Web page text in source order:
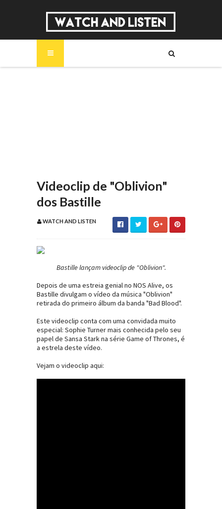
Videoclip de "Oblivion"
dos Bastille
WATCH AND LISTEN
Bastille lançam videoclip de "Oblivion".
Depois de uma estreia genial no NOS Alive, os
Bastille divulgam o vídeo da música "Oblivion"
retirada do primeiro álbum da banda "Bad Blood".
Este videoclip conta com uma convidada muito
especial: Sophie Turner mais conhecida pelo seu
papel de Sansa Stark na série Game of Thrones, é
a estrela deste vídeo.
Vejam o videoclip aqui: